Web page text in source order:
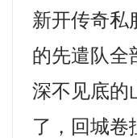
新开传奇私
的先遣队全
深不见底的
了，回城卷